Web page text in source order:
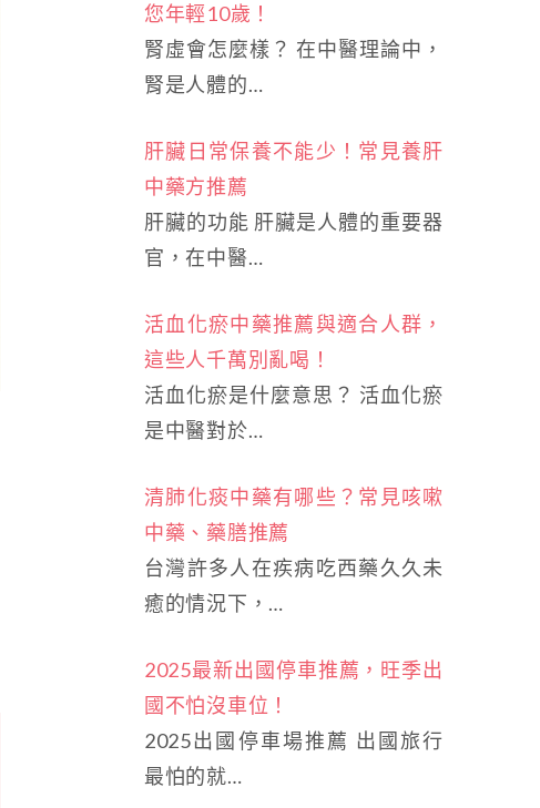
您年輕10歲！
腎虛會怎麼樣？ 在中醫理論中，
腎是人體的…
肝臟日常保養不能少！常見養肝
中藥方推薦
肝臟的功能 肝臟是人體的重要器
官，在中醫…
活血化瘀中藥推薦與適合人群，
這些人千萬別亂喝！
活血化瘀是什麼意思？ 活血化瘀
是中醫對於…
清肺化痰中藥有哪些？常見咳嗽
中藥、藥膳推薦
台灣許多人在疾病吃西藥久久未
癒的情況下，…
2025最新出國停車推薦，旺季出
國不怕沒車位！
2025出國停車場推薦 出國旅行
最怕的就…